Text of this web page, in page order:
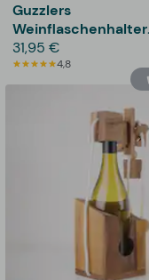
Guzzlers
Weinflaschenhalter
Drache
31,95 €
4,8